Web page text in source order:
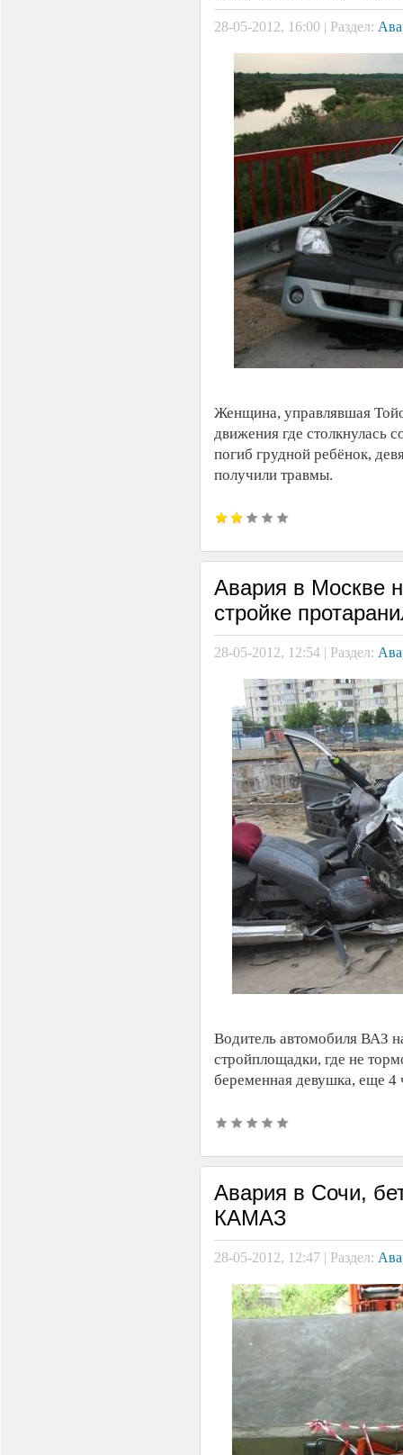
28-05-2012, 16:00 | Раздел:
Женщина, управлявшая
движения где столкнулась
погиб грудной ребёнок,
получили травмы.
Авария в Москве
стройке
28-05-2012, 12:54 | Раздел:
Водитель автомобиля ВАЗ
стройплощадки, где не
беременная девушка, еще 4
Авария в Сочи,
КАМАЗ
28-05-2012, 12:47 | Раздел: